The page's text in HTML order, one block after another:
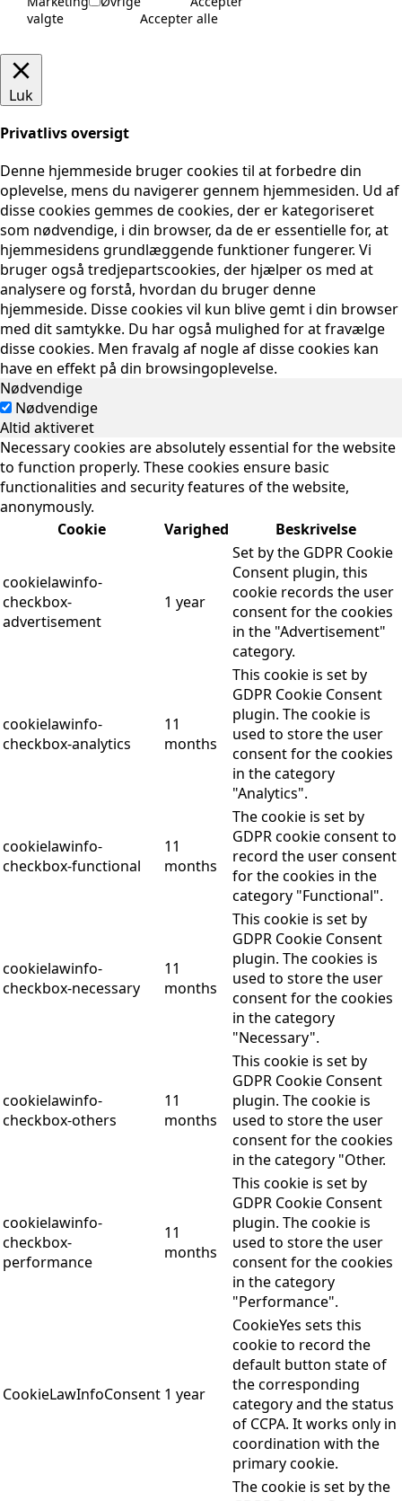
valgte
Accepter alle
Luk
Privatlivs oversigt
Denne hjemmeside bruger cookies til at forbedre din
oplevelse, mens du navigerer gennem hjemmesiden. Ud af
disse cookies gemmes de cookies, der er kategoriseret
som nødvendige, i din browser, da de er essentielle for, at
hjemmesidens grundlæggende funktioner fungerer. Vi
bruger også tredjepartscookies, der hjælper os med at
analysere og forstå, hvordan du bruger denne
hjemmeside. Disse cookies vil kun blive gemt i din browser
med dit samtykke. Du har også mulighed for at fravælge
disse cookies. Men fravalg af nogle af disse cookies kan
have en effekt på din browsingoplevelse.
Nødvendige
Nødvendige
Altid aktiveret
Necessary cookies are absolutely essential for the website
to function properly. These cookies ensure basic
functionalities and security features of the website,
anonymously.
Cookie
Varighed Beskrivelse
cookielawinfo-
checkbox-
advertisement
1 year
Set by the GDPR Cookie
Consent plugin, this
cookie records the user
consent for the cookies
in the "Advertisement"
category.
cookielawinfo-
checkbox-analytics
11
months
This cookie is set by
GDPR Cookie Consent
plugin. The cookie is
used to store the user
consent for the cookies
in the category
"Analytics".
cookielawinfo-
checkbox-functional
11
months
The cookie is set by
GDPR cookie consent to
record the user consent
for the cookies in the
category "Functional".
cookielawinfo-
checkbox-necessary
11
months
This cookie is set by
GDPR Cookie Consent
plugin. The cookies is
used to store the user
consent for the cookies
in the category
"Necessary".
cookielawinfo-
checkbox-others
11
months
This cookie is set by
GDPR Cookie Consent
plugin. The cookie is
used to store the user
consent for the cookies
in the category "Other.
cookielawinfo-
checkbox-
performance
11
months
This cookie is set by
GDPR Cookie Consent
plugin. The cookie is
used to store the user
consent for the cookies
in the category
"Performance".
CookieLawInfoConsent 1 year
CookieYes sets this
cookie to record the
default button state of
the corresponding
category and the status
of CCPA. It works only in
coordination with the
primary cookie.
The cookie is set by the